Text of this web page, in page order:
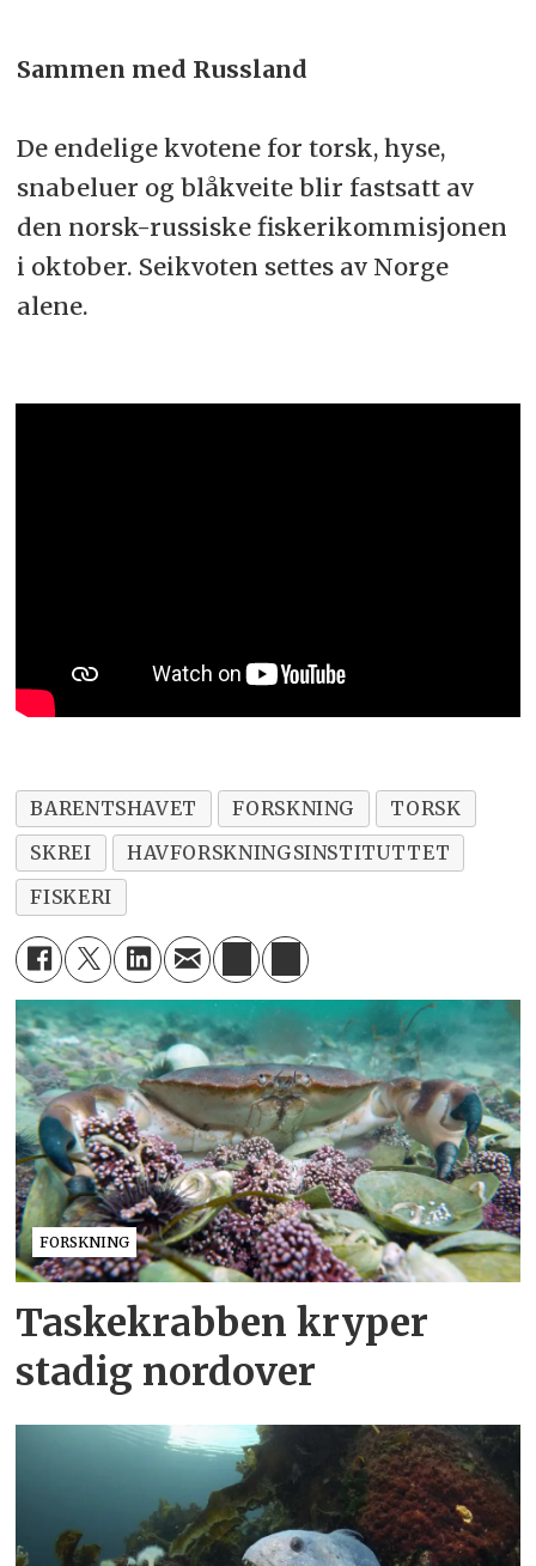
Sammen med Russland
De endelige kvotene for torsk, hyse,
snabeluer og blåkveite blir fastsatt av
den norsk-russiske fiskerikommisjonen
i oktober. Seikvoten settes av Norge
alene.
BARENTSHAVET FORSKNING
TORSK
SKREI
HAVFORSKNINGSINSTITUTTET
FISKERI
FORSKNING
Taskekrabben kryper
stadig nordover